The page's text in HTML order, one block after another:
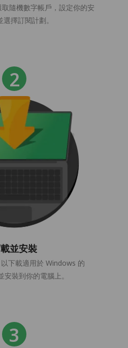
取隨機數字帳戶，設定你的安
擇訂閱計劃。
並安裝
下載適用於 Windows 的
安裝到你的電腦上。